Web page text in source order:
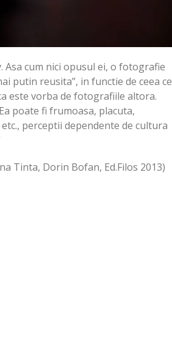
Asa cum nici opusul ei, o fotografie
putin reusita”, in functie de ceea ce
este vorba de fotografiile altora.
poate fi frumoasa, placuta,
perceptii dependente de cultura
Tinta, Dorin Bofan, Ed.Filos 2013)